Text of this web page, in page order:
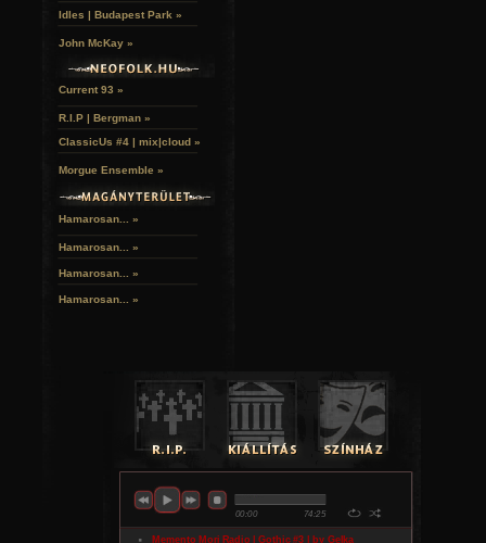
Idles | Budapest Park »
John McKay »
Current 93 »
R.I.P | Bergman »
ClassicUs #4 | mix|cloud »
Morgue Ensemble »
Hamarosan... »
Hamarosan... »
Hamarosan... »
Hamarosan... »